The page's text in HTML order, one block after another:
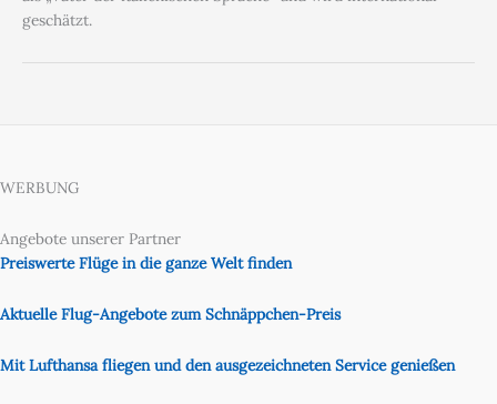
geschätzt.
WERBUNG
Angebote unserer Partner
Preiswerte Flüge in die ganze Welt finden
Aktuelle Flug-Angebote zum Schnäppchen-Preis
Mit Lufthansa fliegen und den ausgezeichneten Service genießen